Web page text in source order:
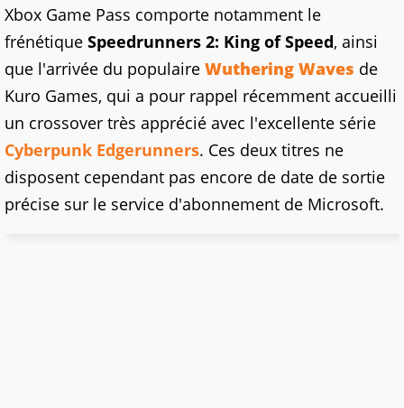
Xbox Game Pass comporte notamment le
frénétique Speedrunners 2: King of Speed, ainsi
que l'arrivée du populaire Wuthering Waves de
Kuro Games, qui a pour rappel récemment accueilli
un crossover très apprécié avec l'excellente série
Cyberpunk Edgerunners. Ces deux titres ne
disposent cependant pas encore de date de sortie
précise sur le service d'abonnement de Microsoft.